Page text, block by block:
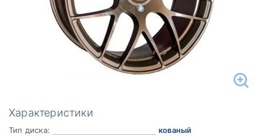
Характеристики
Тип диска:
кованый